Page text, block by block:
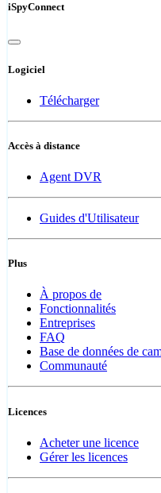
iSpyConnect
Logiciel
Télécharger
Accès à distance
Agent DVR
Guides d'Utilisateur
Plus
À propos de
Fonctionnalités
Entreprises
FAQ
Base de données de
Communauté
Licences
Acheter une licence
Gérer les licences